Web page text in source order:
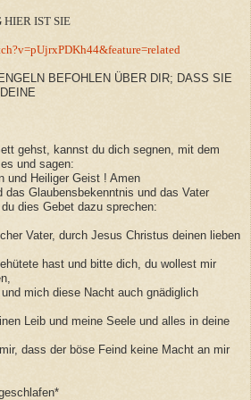
HIER IST SIE
BEFOHLEN ÜBER DIR; DASS SIE
gehst, kannst du dich segnen, mit dem
und sagen:
und Heiliger Geist ! Amen
das Glaubensbekenntnis und das Vater
dies Gebet dazu sprechen:
Vater, durch Jesus Christus deinen lieben
hast und bitte dich, du wollest mir
mich diese Nacht auch gnädiglich
Leib und meine Seele und alles in deine
dass der böse Feind keine Macht an mir